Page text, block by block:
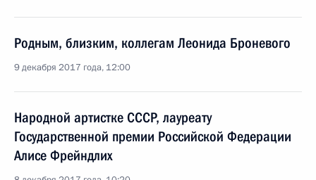
Родным, близким, коллегам Леонида Броневого
9 декабря 2017 года, 12:00
Народной артистке СССР, лауреату
Государственной премии Российской Федерации
Алисе Фрейндлих